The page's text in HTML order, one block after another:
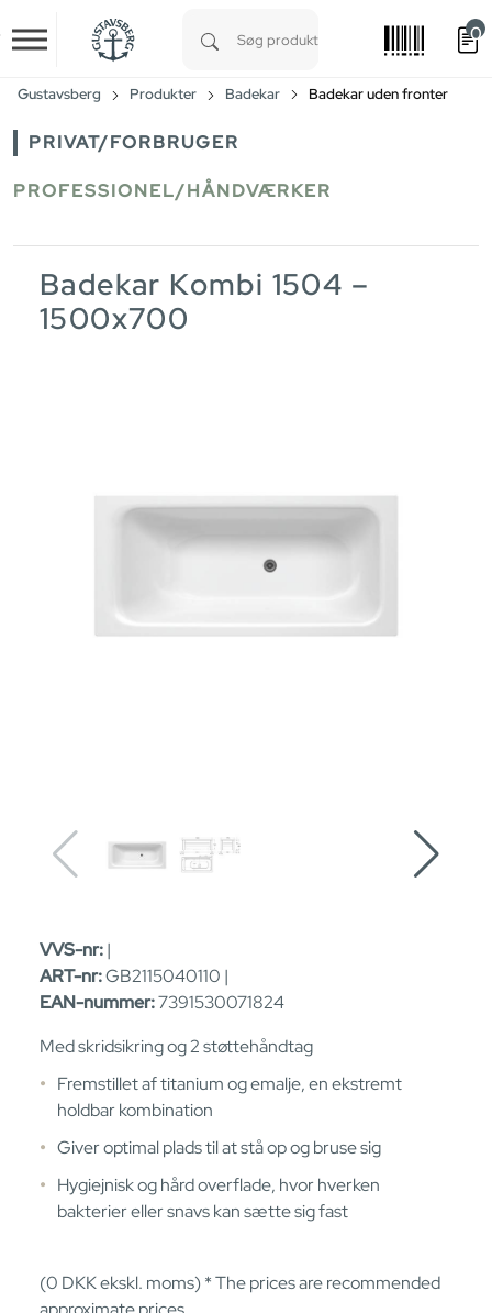
Skip to main content
0
Gustavsberg Produkter Badekar Badekar uden fronter
PRIVAT/FORBRUGER
PROFESSIONEL/HÅNDVÆRKER
Badekar Kombi 1504 –
1500x700
VVS-nr:|
ART-nr:GB2115040110 |
EAN-nummer:7391530071824
Med skridsikring og 2 støttehåndtag
Fremstillet af titanium og emalje, en ekstremt
holdbar kombination
Giver optimal plads til at stå op og bruse sig
Hygiejnisk og hård overflade, hvor hverken
bakterier eller snavs kan sætte sig fast
(0 DKKekskl. moms) * The prices are recommended